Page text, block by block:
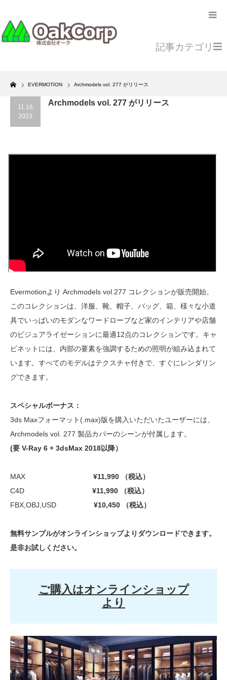
Home
EVERMOTION Archmodels vol. 277 がリリース
記事カテゴリ
11.16
2023
Archmodels vol. 277 がリリース
Evermotionより Archmodels vol.277 コレクションが販売開始。
このコレクションは、洋服、靴、帽子、バッグ、箱、様々な小道
具でいっぱいのモダンなワードローブなど家のインテリアや店舗
のビジュアライゼーションに最適12点のコレクションです。キャ
ビネットには、内部の要素を強調するための照明が組み込まれて
います。すべてのモデルはテクスチャ付きで、すぐにレンダリン
グできます。
スペシャルボーナス：
3ds Maxフォーマット(.max)版を購入いただいたユーザーには、
Archmodels vol. 277 製品カバーのシーンが付属します。
(要 V-Ray 6 + 3dsMax 2018以降）
MAX ¥11,990 （税込）
C4D ¥11,990 （税込）
FBX,OBJ,USD ¥10,450 （税込）
無料サンプルがオンラインショップよりダウンロードできます。
是非お試しください。
ご購入はオンラインショップ
より